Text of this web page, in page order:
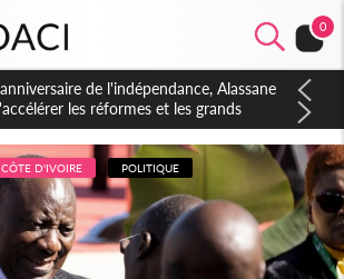
0
Amadou Oury Bah admire le modèle
pour accélérer le développement
CÔTE D'IVOIRE POLITIQUE